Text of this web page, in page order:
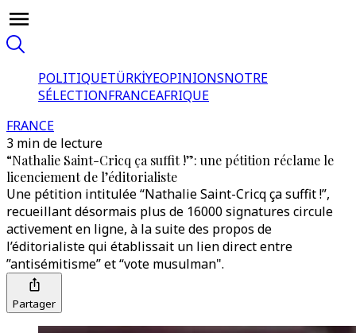
POLITIQUETÜRKİYEOPINIONSNOTRE
SÉLECTIONFRANCEAFRIQUE
FRANCE
3 min de lecture
“Nathalie Saint-Cricq ça suffit !”: une pétition réclame le
licenciement de l’éditorialiste
Une pétition intitulée “Nathalie Saint-Cricq ça suffit !”,
recueillant désormais plus de 16000 signatures circule
activement en ligne, à la suite des propos de
l’éditorialiste qui établissait un lien direct entre
”antisémitisme” et “vote musulman".
Partager